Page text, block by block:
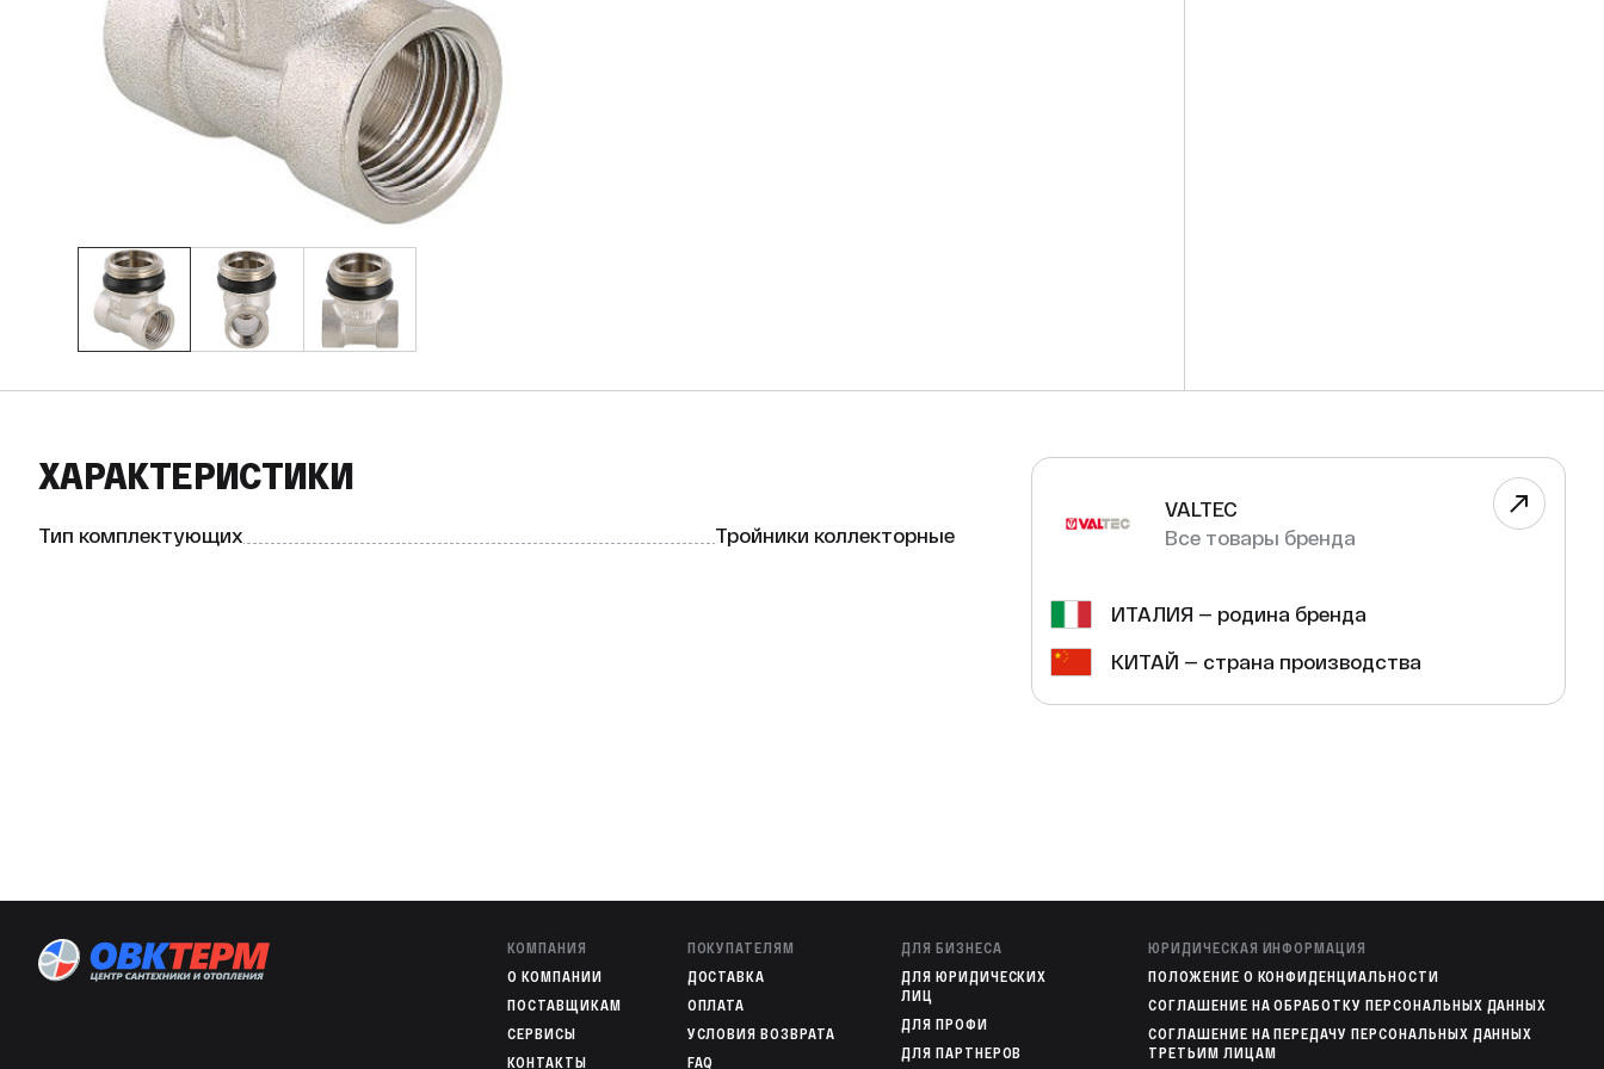
ХАРАКТЕРИСТИКИ
Тип комплектующих Тройники коллекторные
VALTEC
Все товары бренда
ИТАЛИЯ — родина бренда
КИТАЙ — страна производства
КОМПАНИЯ
O КОМПАНИИ
ПОСТАВЩИКАМ
СЕРВИСЫ
КОНТАКТЫ
ПОКУПАТЕЛЯМ
ДОСТАВКА
ОПЛАТА
УСЛОВИЯ ВОЗВРАТА
FAQ
ДЛЯ БИЗНЕСА
ДЛЯ ЮРИДИЧЕСКИХ
ЛИЦ
ДЛЯ ПРОФИ
ДЛЯ ПАРТНЕРОВ
ЮРИДИЧЕСКАЯ ИНФОРМАЦИЯ
ПОЛОЖЕНИЕ О КОНФИДЕНЦИАЛЬНОСТИ
СОГЛАШЕНИЕ НА ОБРАБОТКУ ПЕРСОНАЛЬНЫХ ДАННЫХ
СОГЛАШЕНИЕ НА ПЕРЕДАЧУ ПЕРСОНАЛЬНЫХ ДАННЫХ
ТРЕТЬИМ ЛИЦАМ